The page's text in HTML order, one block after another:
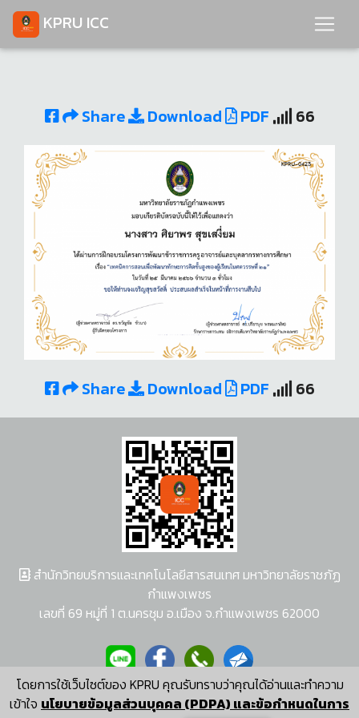
KPRU ICC
Share Download PDF 66
Share Download PDF 66
โดยการใช้เว็บไซต์ของ KPRU คุณรับทราบว่าคุณได้อ่านและทำความ
เข้าใจ นโยบายข้อมูลส่วนบุคคล (PDPA) และข้อกำหนดในการ
สำนักวิทยบริการและเทคโนโลยีสารสนเทศ มหาวิทยาลัยราชภัฏ
กำแพงเพชร
เลขที่ 69 หมู่ที่ 1 ต.นครชุม อ.เมือง จ.กำแพงเพชร 62000
ผู้พัฒนาระบบ อนุชา พวงผกา